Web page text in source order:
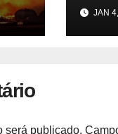
JAN
será publicado.